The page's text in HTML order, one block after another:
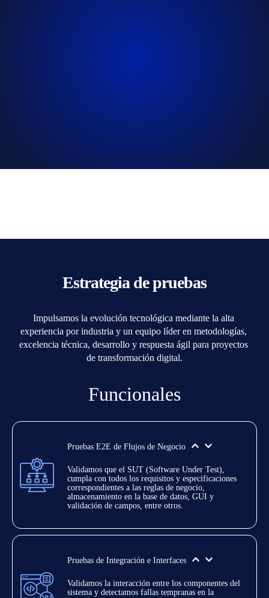
Estrategia de pruebas
Impulsamos la evolución tecnológica mediante la alta
experiencia por industria y un equipo líder en metodologías,
excelencia técnica, desarrollo y respuesta ágil para proyectos
de transformación digital.
Funcionales
Pruebas E2E de Flujos de Negocio
Validamos que el SUT (Software Under Test),
cumpla con todos los requisitos y especificaciones
correspondientes a las reglas de negocio,
almacenamiento en la base de datos, GUI y
validación de campos, entre otros.
Pruebas de Integración e Interfaces
Validamos la interacción entre los componentes del
sistema y detectamos fallas tempranas en la